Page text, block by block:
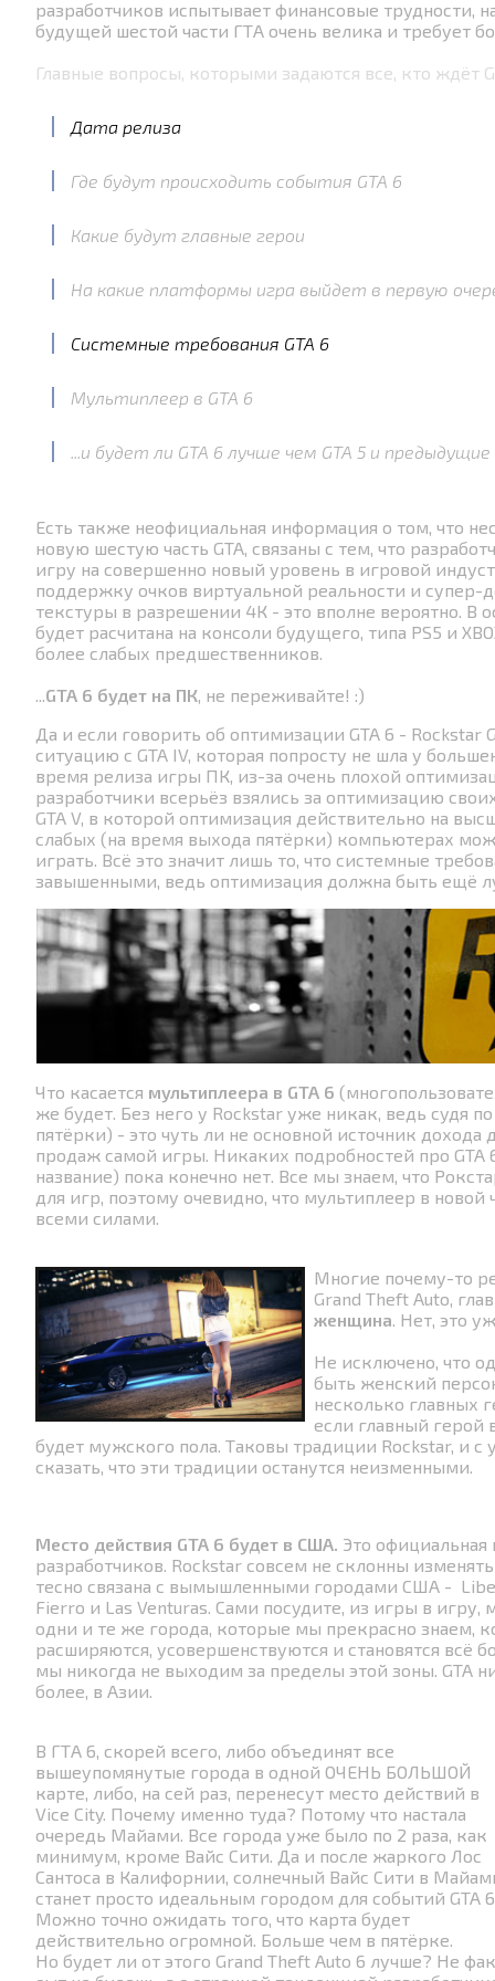
разработчиков испытывает финансовые трудности,
будущей шестой части ГТА очень велика и требует
Главные вопросы, которыми задаются все, кто ждёт
Дата релиза
Где будут происходить события GTA 6
Какие будут главные герои
На какие платформы игра выйдет в первую
Системные требования GTA 6
Мультиплеер в GTA 6
...и будет ли GTA 6 лучше чем GTA 5 и
Есть также неофициальная информация о том, что
новую шестую часть GTA, связаны с тем, что
игру на совершенно новый уровень в игровой
поддержку очков виртуальной реальности и
текстуры в разрешении 4К - это вполне вероятно. В
будет расчитана на консоли будущего, типа PS5 и
более слабых предшественников.
...GTA 6 будет на ПК, не переживайте! :)
Да и если говорить об оптимизации GTA 6 - Rockstar
ситуацию с GTA IV, которая попросту не шла у
время релиза игры ПК, из-за очень плохой
разработчики всерьёз взялись за оптимизацию
GTA V, в которой оптимизация действительно на
слабых (на время выхода пятёрки) компьютерах
играть. Всё это значит лишь то, что системные
завышенными, ведь оптимизация должна быть ещё
Что касается мультиплеера в GTA 6
же будет. Без него у Rockstar уже никак, ведь судя
пятёрки) - это чуть ли не основной источник дохода
продаж самой игры. Никаких подробностей про GTA
название) пока конечно нет. Все мы знаем, что
для игр, поэтому очевидно, что мультиплеер в новой
всеми силами.
Многие почему-то
Grand Theft Auto,
женщина. Нет, это
Не исключено, что
быть женский
несколько главных
если главный герой
будет мужского пола. Таковы традиции Rockstar, и
сказать, что эти традиции останутся неизменными.
Место действия GTA 6 будет в США. Это
разработчиков. Rockstar совсем не склонны
тесно связана с вымышленными городами США -
Fierro и Las Venturas. Сами посудите, из игры в
одни и те же города, которые мы прекрасно знаем,
расширяются, усовершенствуются и становятся всё
мы никогда не выходим за пределы этой зоны. GTA
более, в Азии.
В ГТА 6, скорей всего, либо объединят все
вышеупомянутые города в одной ОЧЕНЬ БОЛЬШОЙ
карте, либо, на сей раз, перенесут место действий в
Vice City. Почему именно туда? Потому что настала
очередь Майами. Все города уже было по 2 раза, как
минимум, кроме Вайс Сити. Да и после жаркого Лос
Сантоса в Калифорнии, солнечный Вайс Сити в
станет просто идеальным городом для событий GTA
Можно точно ожидать того, что карта будет
действительно огромной. Больше чем в пятёрке.
Но будет ли от этого Grand Theft Auto 6 лучше? Не